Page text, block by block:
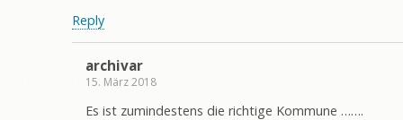
Reply
archivar
15. März 2018
Es ist zumindestens die richtige Kommune …….